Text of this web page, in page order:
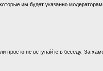
им будет указанно
просто не вступайте в беседу. За